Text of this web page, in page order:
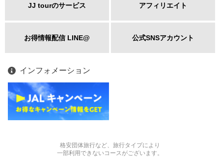
JJ tourのサービス アフィリエイト
お得情報配信 LINE@ 公式SNSアカウント
インフォメーション
格安団体旅行など、旅行タイプにより
一部利用できないコースがございます。